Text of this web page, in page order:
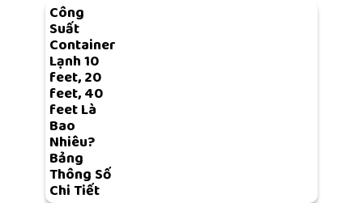
Công
Suất
Container
Lạnh 10
feet, 20
feet, 40
feet Là
Bao
Nhiêu?
Bảng
Thông Số
Chi Tiết